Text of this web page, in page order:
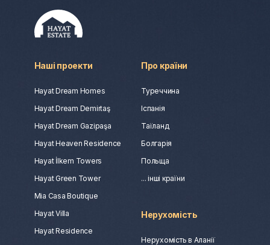
Наші проекти
Hayat Dream Homes
Hayat Dream Demirtaş
Hayat Dream Gazipaşa
Hayat Heaven Residence
Hayat İlkem Towers
Hayat Green Tower
Mia Casa Boutique
Hayat Villa
Hayat Residence
Про країни
Туреччина
Іспанія
Таїланд
Болгарія
Польща
... інші країни
Нерухомість
Нерухомість в Аланії